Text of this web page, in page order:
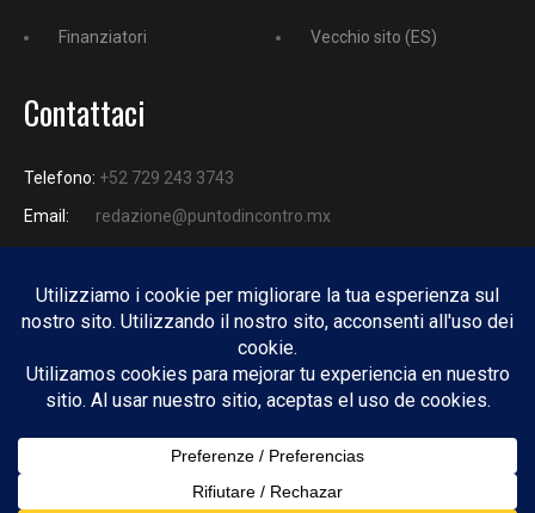
Finanziatori Vecchio sito (ES)
Contattaci
Telefono: +52 729 243 3743
Email:
redazione@puntodincontro.mx
PUNTODINCONTRO
Copyright © 2025 Puntodincontro